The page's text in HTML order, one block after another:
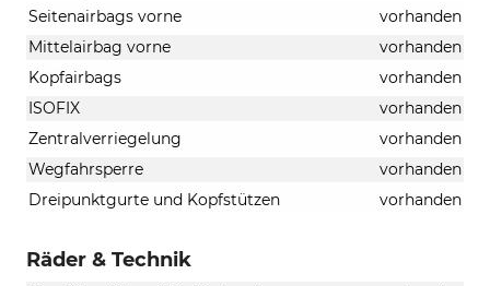
Seitenairbags vorne
vorhanden
Mittelairbag vorne
vorhanden
Kopfairbags
vorhanden
ISOFIX
vorhanden
Zentralverriegelung
vorhanden
Wegfahrsperre
vorhanden
Dreipunktgurte und Kopfstützen
vorhanden
Räder & Technik